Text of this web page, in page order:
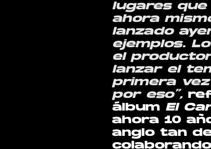
lugares
ahora
lanzado
ejemplos.
el
lanzar el
primera
por eso”,
álbum El
ahora 10
anglo tan